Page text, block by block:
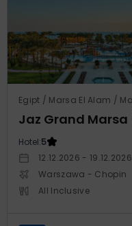
Hotel:5
12.12.2026 - 19.12.2026
Warszawa - Chopin
All Inclusive